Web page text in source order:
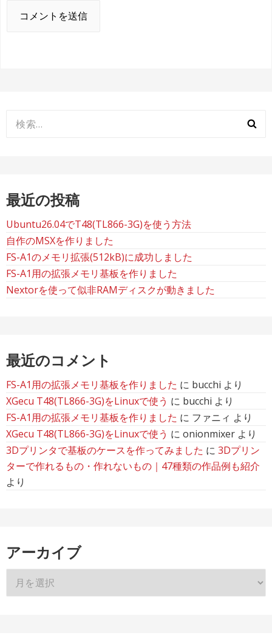
最近の投稿
Ubuntu26.04でT48(TL866-3G)を使う方法
自作のMSXを作りました
FS-A1のメモリ拡張(512kB)に成功しました
FS-A1用の拡張メモリ基板を作りました
Nextorを使って似非RAMディスクが動きました
最近のコメント
FS-A1用の拡張メモリ基板を作りました に bucchi より
XGecu T48(TL866-3G)をLinuxで使う に bucchi より
FS-A1用の拡張メモリ基板を作りました に ファニィ より
XGecu T48(TL866-3G)をLinuxで使う に onionmixer より
3Dプリンタで基板のケースを作ってみました に 3Dプリン
ターで作れるもの・作れないもの｜47種類の作品例も紹介
より
アーカイブ